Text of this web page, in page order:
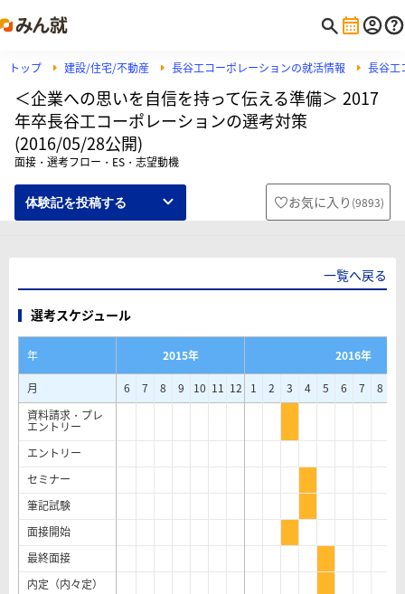
トップ 建設/住宅/不動産 長谷工コーポレーションの就活情報 長谷工
＜企業への思いを自信を持って伝える準備＞ 2017
年卒長谷工コーポレーションの選考対策
(2016/05/28公開)
面接・選考フロー・ES・志望動機
体験記を投稿する お気に入り (9893)
一覧へ戻る
選考スケジュール
年 2015年
2016年
月
6 7 8 9 10 11 12 1 2 3 4 5 6 7 8
資料請求・プレ
エントリー
エントリー
セミナー
筆記試験
面接開始
最終面接
内定（内々定）